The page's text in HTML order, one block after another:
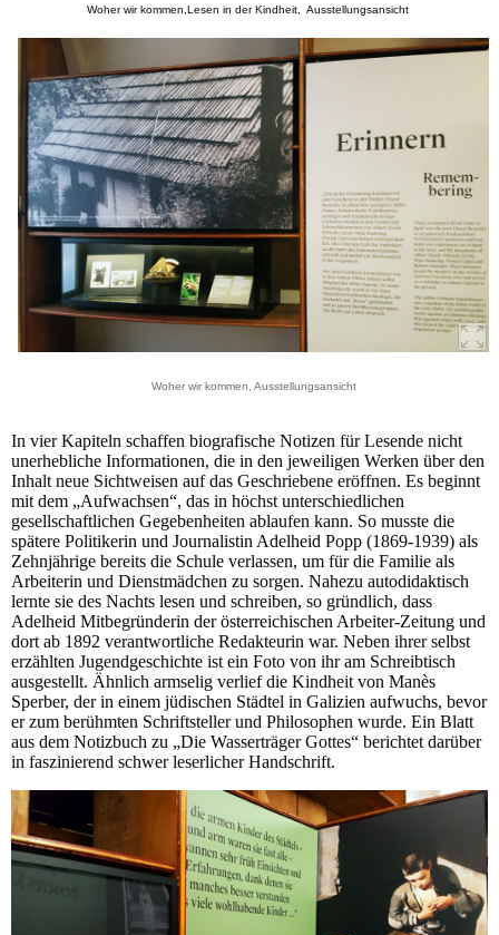
Woher wir kommen,Lesen in der Kindheit, Ausstellungsansicht
Woher wir kommen, Ausstellungsansicht
In vier Kapiteln schaffen biografische Notizen für Lesende nicht
unerhebliche Informationen, die in den jeweiligen Werken über den
Inhalt neue Sichtweisen auf das Geschriebene eröffnen. Es beginnt
mit dem „Aufwachsen“, das in höchst unterschiedlichen
gesellschaftlichen Gegebenheiten ablaufen kann. So musste die
spätere Politikerin und Journalistin Adelheid Popp (1869-1939) als
Zehnjährige bereits die Schule verlassen, um für die Familie als
Arbeiterin und Dienstmädchen zu sorgen. Nahezu autodidaktisch
lernte sie des Nachts lesen und schreiben, so gründlich, dass
Adelheid Mitbegründerin der österreichischen Arbeiter-Zeitung und
dort ab 1892 verantwortliche Redakteurin war. Neben ihrer selbst
erzählten Jugendgeschichte ist ein Foto von ihr am Schreibtisch
ausgestellt. Ähnlich armselig verlief die Kindheit von Manès
Sperber, der in einem jüdischen Städtel in Galizien aufwuchs, bevor
er zum berühmten Schriftsteller und Philosophen wurde. Ein Blatt
aus dem Notizbuch zu „Die Wasserträger Gottes“ berichtet darüber
in faszinierend schwer leserlicher Handschrift.